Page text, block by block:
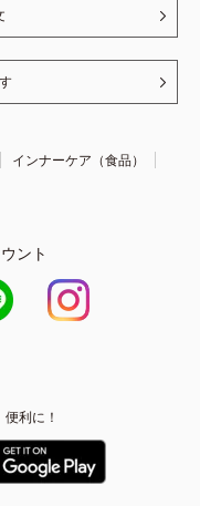
インナーケア（食品）
ント
利に！